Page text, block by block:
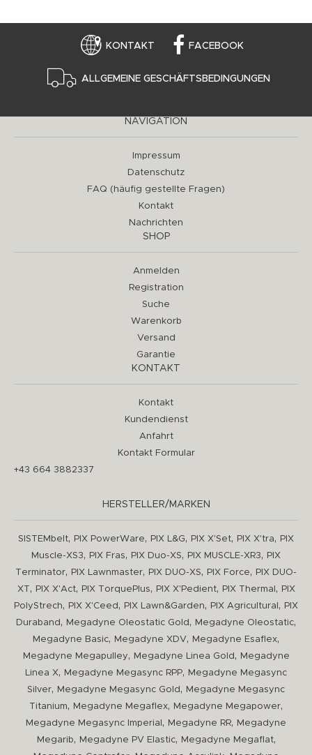
KONTAKT FACEBOOK
ALLGEMEINE GESCHÄFTSBEDINGUNGEN
NAVIGATION
Impressum
Datenschutz
FAQ (häufig gestellte Fragen)
Kontakt
Nachrichten
SHOP
Anmelden
Registration
Suche
Warenkorb
Versand
Garantie
KONTAKT
Kontakt
Kundendienst
Anfahrt
Kontakt Formular
+43 664 3882337
HERSTELLER/MARKEN
SISTEMbelt, PIX PowerWare, PIX L&G, PIX X'Set, PIX X'tra,
PIX
Muscle-XS3, PIX Fras, PIX Duo-XS, PIX MUSCLE-XR3,
PIX
Terminator, PIX Lawnmaster, PIX DUO-XS, PIX Force,
PIX DUO-
XT, PIX X'Act, PIX TorquePlus, PIX X'Pedient, PIX Thermal ,
PIX
PolyStrech, PIX X'Ceed , PIX Lawn&Garden, PIX Agricultural ,
PIX
Duraband , Megadyne Oleostatic Gold , Megadyne Oleostatic,
Megadyne Basic, Megadyne XDV, Megadyne Esaflex,
Megadyne Megapulley, Megadyne Linea Gold ,
Megadyne
Linea X, Megadyne Megasync RPP,
Megadyne Megasync
Silver, Megadyne Megasync Gold ,
Megadyne Megasync
Titanium, Megadyne Megaflex, Megadyne Megapower,
Megadyne Megasync Imperial , Megadyne RR,
Megadyne
Megarib, Megadyne PV Elastic, Megadyne Megaflat,